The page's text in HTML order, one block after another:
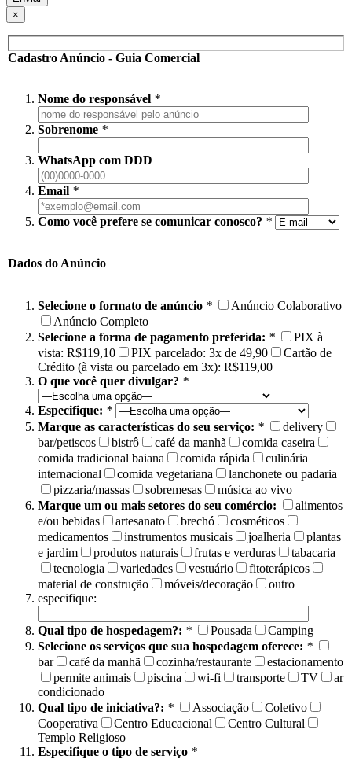
×
Cadastro Anúncio - Guia Comercial
Nome do responsável *
Sobrenome *
WhatsApp com DDD
Email *
Como você prefere se comunicar conosco? *
Dados do Anúncio
Selecione o formato de anúncio *
Anúncio Colaborativo
Anúncio Completo
Selecione a forma de pagamento preferida: *
PIX à
vista: R$119,10
PIX parcelado: 3x de 49,90
Cartão de
Crédito (à vista ou parcelado em 3x): R$119,00
O que você quer divulgar? *
Especifique: *
Marque as características do seu serviço: *
delivery
bar/petiscos
bistrô café da manhã
comida caseira
comida tradicional baiana
comida rápida
culinária
internacional
comida vegetariana
lanchonete ou padaria
pizzaria/massas
sobremesas
música ao vivo
Marque um ou mais setores do seu comércio:
alimentos
e/ou bebidas
artesanato brechó
cosméticos
medicamentos
instrumentos musicais joalheria
plantas
e jardim
produtos naturais frutas e verduras
tabacaria
tecnologia
variedades vestuário
fitoterápicos
material de construção
móveis/decoração
outro
especifique:
Qual tipo de hospedagem?: * Pousada
Camping
Selecione os serviços que sua hospedagem oferece: *
bar
café da manhã cozinha/restaurante
estacionamento
permite animais
piscina wi-fi transporte TV
ar
condicionado
Qual tipo de iniciativa?: * Associação
Coletivo
Cooperativa
Centro Educacional
Centro Cultural
Templo Religioso
Especifique o tipo de serviço *